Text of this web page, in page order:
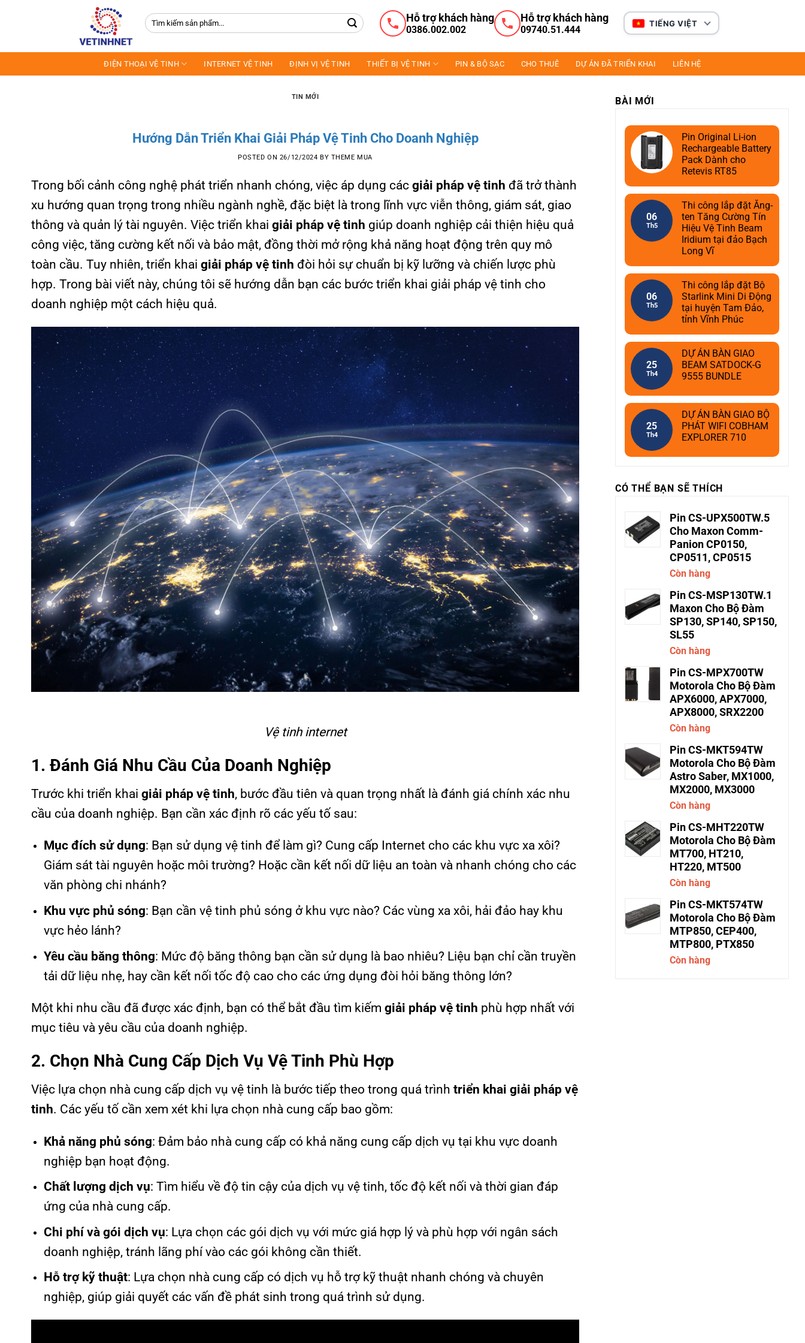
Tìm
kiếm:
Hỗ trợ khách hàng
0386.002.002
Hỗ trợ khách hàng
09740.51.444
TIẾNG VIỆT
ĐIỆN THOẠI VỆ TINH INTERNET VỆ TINH ĐỊNH VỊ VỆ TINH THIẾT BỊ VỆ TINH PIN & BỘ SẠC CHO THUÊ DỰ ÁN ĐÃ TRIỂN KHAI LIÊN HỆ
TIN MỚI
Hướng Dẫn Triển Khai Giải Pháp Vệ Tinh Cho Doanh Nghiệp
POSTED ON 26/12/2024 BY THEME MUA
Trong bối cảnh công nghệ phát triển nhanh chóng, việc áp dụng các giải pháp vệ tinh đã trở thành
xu hướng quan trọng trong nhiều ngành nghề, đặc biệt là trong lĩnh vực viễn thông, giám sát, giao
thông và quản lý tài nguyên. Việc triển khai giải pháp vệ tinh giúp doanh nghiệp cải thiện hiệu quả
công việc, tăng cường kết nối và bảo mật, đồng thời mở rộng khả năng hoạt động trên quy mô
toàn cầu. Tuy nhiên, triển khai giải pháp vệ tinh đòi hỏi sự chuẩn bị kỹ lưỡng và chiến lược phù
hợp. Trong bài viết này, chúng tôi sẽ hướng dẫn bạn các bước triển khai giải pháp vệ tinh cho
doanh nghiệp một cách hiệu quả.
Vệ tinh internet
1. Đánh Giá Nhu Cầu Của Doanh Nghiệp
Trước khi triển khai giải pháp vệ tinh, bước đầu tiên và quan trọng nhất là đánh giá chính xác nhu
cầu của doanh nghiệp. Bạn cần xác định rõ các yếu tố sau:
Mục đích sử dụng: Bạn sử dụng vệ tinh để làm gì? Cung cấp Internet cho các khu vực xa xôi?
Giám sát tài nguyên hoặc môi trường? Hoặc cần kết nối dữ liệu an toàn và nhanh chóng cho các
văn phòng chi nhánh?
Khu vực phủ sóng: Bạn cần vệ tinh phủ sóng ở khu vực nào? Các vùng xa xôi, hải đảo hay khu
vực hẻo lánh?
Yêu cầu băng thông: Mức độ băng thông bạn cần sử dụng là bao nhiêu? Liệu bạn chỉ cần truyền
tải dữ liệu nhẹ, hay cần kết nối tốc độ cao cho các ứng dụng đòi hỏi băng thông lớn?
Một khi nhu cầu đã được xác định, bạn có thể bắt đầu tìm kiếm giải pháp vệ tinh phù hợp nhất với
mục tiêu và yêu cầu của doanh nghiệp.
2. Chọn Nhà Cung Cấp Dịch Vụ Vệ Tinh Phù Hợp
Việc lựa chọn nhà cung cấp dịch vụ vệ tinh là bước tiếp theo trong quá trình triển khai giải pháp vệ
tinh. Các yếu tố cần xem xét khi lựa chọn nhà cung cấp bao gồm:
Khả năng phủ sóng: Đảm bảo nhà cung cấp có khả năng cung cấp dịch vụ tại khu vực doanh
nghiệp bạn hoạt động.
Chất lượng dịch vụ: Tìm hiểu về độ tin cậy của dịch vụ vệ tinh, tốc độ kết nối và thời gian đáp
ứng của nhà cung cấp.
Chi phí và gói dịch vụ: Lựa chọn các gói dịch vụ với mức giá hợp lý và phù hợp với ngân sách
doanh nghiệp, tránh lãng phí vào các gói không cần thiết.
Hỗ trợ kỹ thuật: Lựa chọn nhà cung cấp có dịch vụ hỗ trợ kỹ thuật nhanh chóng và chuyên
nghiệp, giúp giải quyết các vấn đề phát sinh trong quá trình sử dụng.
BÀI MỚI
Pin Original Li-ion
Rechargeable Battery
Pack Dành cho
Retevis RT85
06
Th5
Thi công lắp đặt Ăng-
ten Tăng Cường Tín
Hiệu Vệ Tinh Beam
Iridium tại đảo Bạch
Long Vĩ
06
Th5
Thi công lắp đặt Bộ
Starlink Mini Di Động
tại huyện Tam Đảo,
tỉnh Vĩnh Phúc
25
Th4
DỰ ÁN BÀN GIAO
BEAM SATDOCK-G
9555 BUNDLE
25
Th4
DỰ ÁN BÀN GIAO BỘ
PHÁT WIFI COBHAM
EXPLORER 710
CÓ THỂ BẠN SẼ THÍCH
Pin CS-UPX500TW.5
Cho Maxon Comm-
Panion CP0150,
CP0511, CP0515
Còn hàng
Pin CS-MSP130TW.1
Maxon Cho Bộ Đàm
SP130, SP140, SP150,
SL55
Còn hàng
Pin CS-MPX700TW
Motorola Cho Bộ Đàm
APX6000, APX7000,
APX8000, SRX2200
Còn hàng
Pin CS-MKT594TW
Motorola Cho Bộ Đàm
Astro Saber, MX1000,
MX2000, MX3000
Còn hàng
Pin CS-MHT220TW
Motorola Cho Bộ Đàm
MT700, HT210,
HT220, MT500
Còn hàng
Pin CS-MKT574TW
Motorola Cho Bộ Đàm
MTP850, CEP400,
MTP800, PTX850
Còn hàng